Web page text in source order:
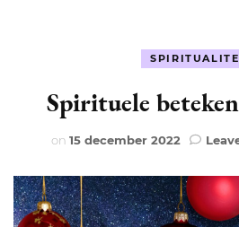
Spirituele
on 15 december 2022